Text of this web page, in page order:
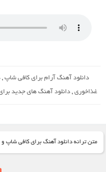
دانلود آهنگ آرام برای کافی شاپ ,
غذاخوری, دانلود آهنگ های جدید
متن ترانه دانلود آهنگ برای کافی شاپ و